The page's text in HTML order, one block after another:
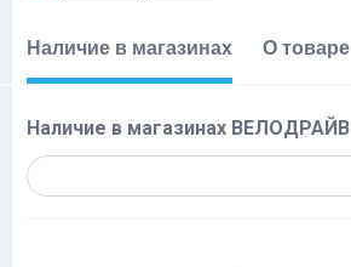
Наличие в магазинах О товаре
Наличие в магазинах ВЕЛОДРАЙВ